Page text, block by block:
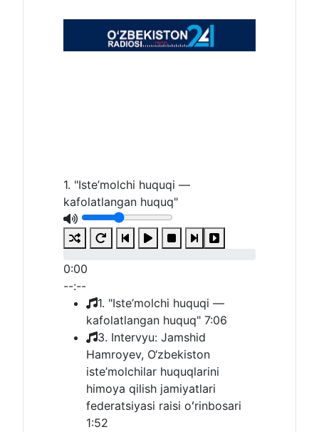
1. "Iste’molchi huquqi —
kafolatlangan huquq"
0:00
--:--
1. "Iste’molchi huquqi —
kafolatlangan huquq" 7:06
3. Intervyu: Jamshid
Hamroyev, O‘zbekiston
iste’molchilar huquqlarini
himoya qilish jamiyatlari
federatsiyasi raisi oʻrinbosari
1:52
2